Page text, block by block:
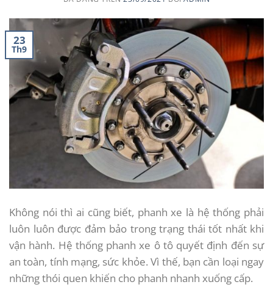
23
Th9
Không nói thì ai cũng biết, phanh xe là hệ thống phải
luôn luôn được đảm bảo trong trạng thái tốt nhất khi
vận hành. Hệ thống phanh xe ô tô quyết định đến sự
an toàn, tính mạng, sức khỏe. Vì thế, bạn cần loại ngay
những thói quen khiến cho phanh nhanh xuống cấp.